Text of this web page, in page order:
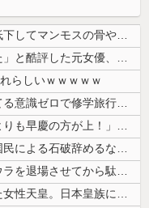
記録的猛暑の欧州、ドナウ川の水位が低下してマンモスの骨や沈没したドイツ...
「アニソン盆祭りで日本の品格が落ちた」と酷評した元女優、「あんたが品格...
らしいｗｗｗｗｗ
【画像】ギャルさん、世界中に発信してる意識ゼロで修学旅行の宿をSNS公...
【悲報】学歴厨「文系なら地方旧帝大よりも早慶の方が上！」←これｗｗｗｗ
パさん「石破さんは世界でも珍しい、国民による石破辞めるなデモが自然発生...
【悲報】葬送のフリーレンとかいうアウラを退場させてから駄作になった作品...
【ニュース】韓国メディア「幻となった女性天皇。日本皇族に韓半島の男の血...